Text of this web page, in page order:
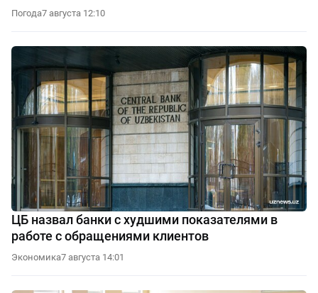
Погода7 августа 12:10
ЦБ назвал банки с худшими показателями в
работе с обращениями клиентов
Экономика7 августа 14:01